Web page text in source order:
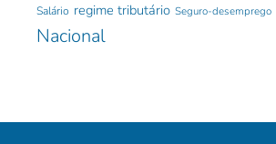
Salário regime tributário Seguro-desemprego
Nacional